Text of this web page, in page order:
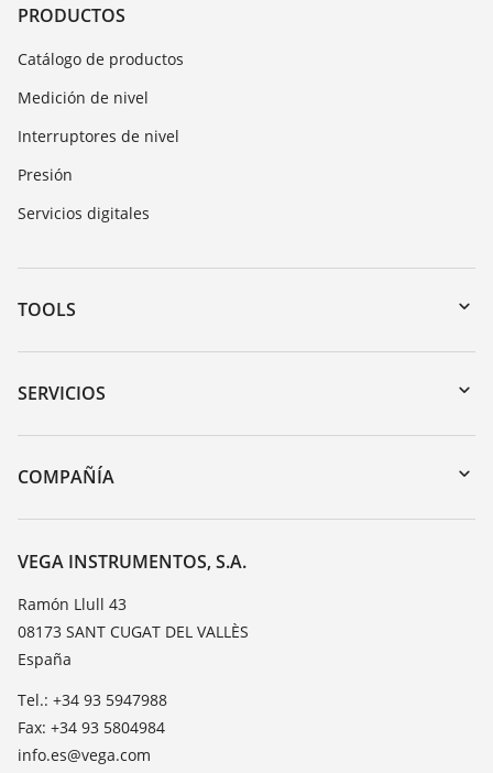
PRODUCTOS
Catálogo de productos
Medición de nivel
Interruptores de nivel
Presión
Servicios digitales
TOOLS
Zona de descarga
Búsqueda por número de serie
DTM Collection/PACTware
SERVICIOS
Devolución de instrumentos
Cursos de formacion
TeamViewer
COMPAÑÍA
Acerca de VEGA
Contacto
Notícias
Prensa
Blog
VEGA INSTRUMENTOS, S.A.
Ramón Llull 43
08173 SANT CUGAT DEL VALLÈS
España
Tel.: +34 93 5947988
Fax: +34 93 5804984
info.es@vega.com